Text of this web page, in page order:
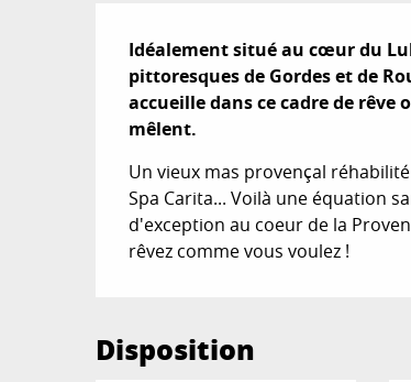
Description
Idéalement situé au cœur du
pittoresques de Gordes et de
accueille dans ce cadre de rêve
mêlent.
Un vieux mas provençal
Spa Carita... Voilà une équation
d'exception au coeur de la
rêvez comme vous voulez !
Disposition